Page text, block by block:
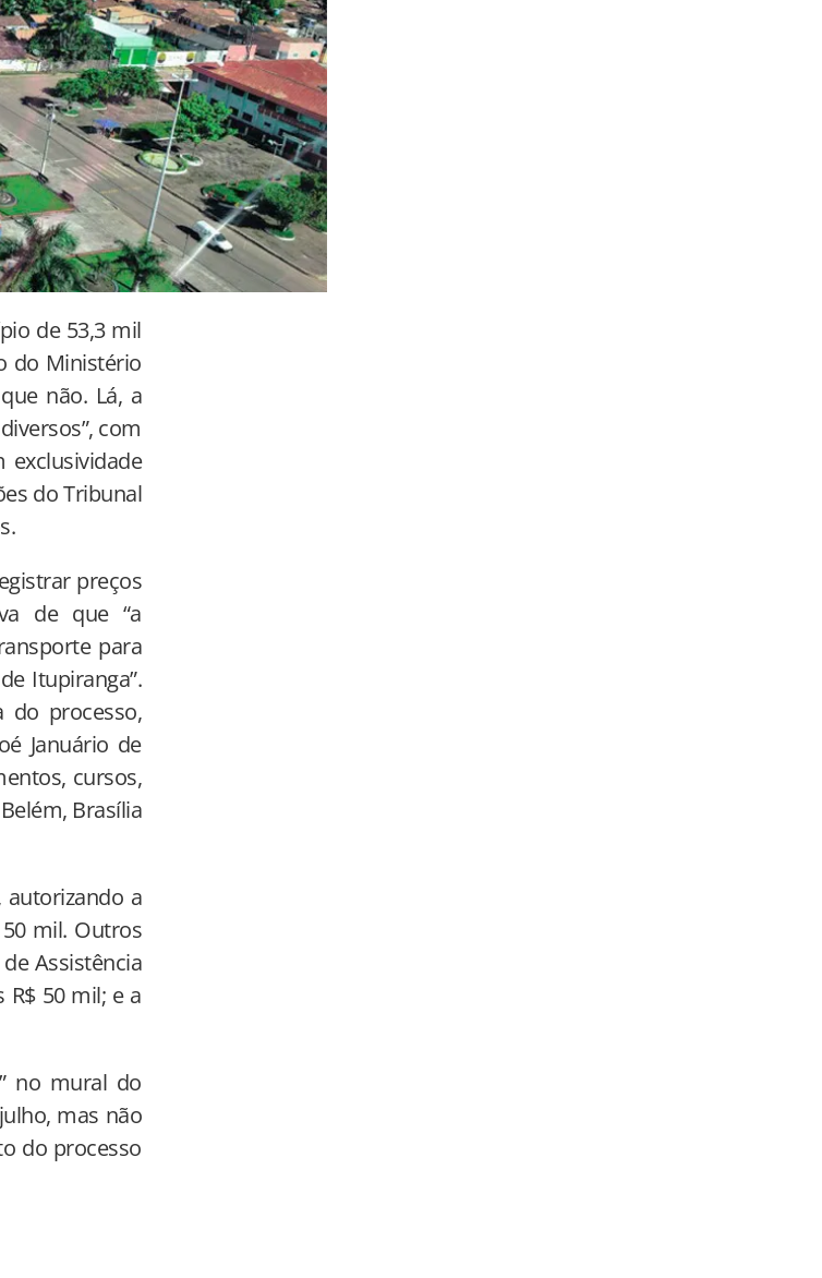
de 53,3 mil
do Ministério
não. Lá, a
com
do Tribunal
preços
de que “a
para
Itupiranga”.
do processo,
Januário de
cursos,
Brasília
autorizando a
mil. Outros
Assistência
R$ 50 mil; e a
no mural do
mas não
do processo